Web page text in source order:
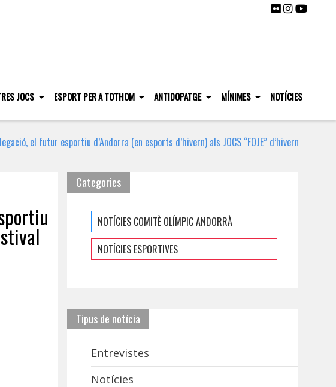
JOCS ESPORT PER A TOTHOM ANTIDOPATGE MÍNIMES NOTÍCIES
el futur esportiu d’Andorra (en esports d’hivern) als JOCS “FOJE” d’hivern
Categories
NOTÍCIES COMITÈ OLÍMPIC ANDORRÀ
NOTÍCIES ESPORTIVES
Tipus de notícia
Entrevistes
Notícies